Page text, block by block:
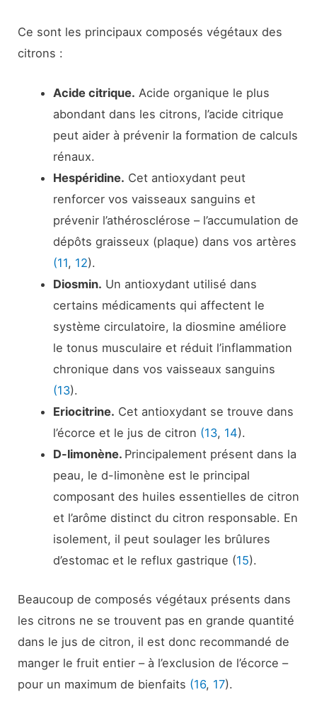
Ce sont les principaux composés végétaux des
citrons :
Acide citrique. Acide organique le plus
abondant dans les citrons, l’acide citrique
peut aider à prévenir la formation de calculs
rénaux.
Hespéridine. Cet antioxydant peut
renforcer vos vaisseaux sanguins et
prévenir l’athérosclérose – l’accumulation de
dépôts graisseux (plaque) dans vos artères
(11, 12).
Diosmin. Un antioxydant utilisé dans
certains médicaments qui affectent le
système circulatoire, la diosmine améliore
le tonus musculaire et réduit l’inflammation
chronique dans vos vaisseaux sanguins
(13).
Eriocitrine. Cet antioxydant se trouve dans
l’écorce et le jus de citron (13, 14).
D-limonène. Principalement présent dans la
peau, le d-limonène est le principal
composant des huiles essentielles de citron
et l’arôme distinct du citron responsable. En
isolement, il peut soulager les brûlures
d’estomac et le reflux gastrique (15).
Beaucoup de composés végétaux présents dans
les citrons ne se trouvent pas en grande quantité
dans le jus de citron, il est donc recommandé de
manger le fruit entier – à l’exclusion de l’écorce –
pour un maximum de bienfaits (16, 17).